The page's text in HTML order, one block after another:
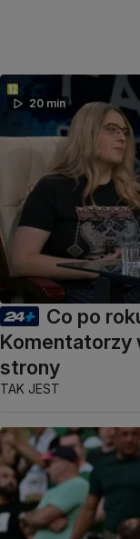
20 min
Co po
Komentatorzy
strony
TAK JEST